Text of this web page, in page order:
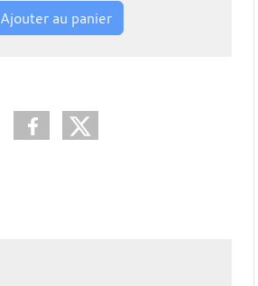
Ajouter au panier